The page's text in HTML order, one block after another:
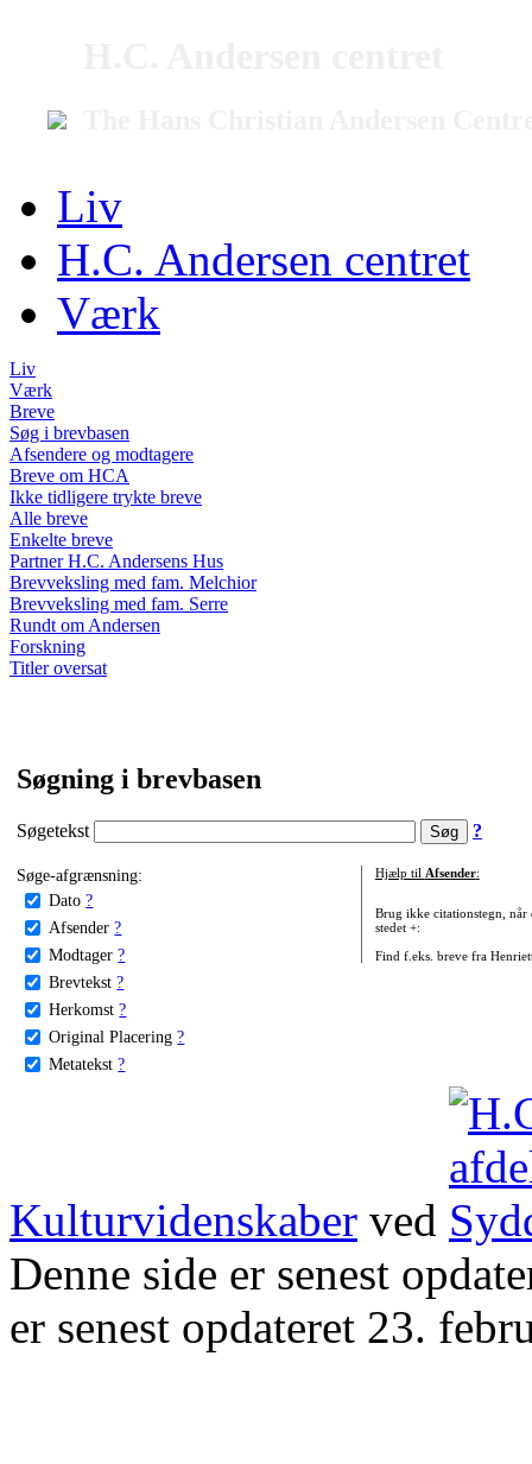
Liv
H.C. Andersen centret
Værk
Liv
Værk
Breve
Søg i brevbasen
Afsendere og modtagere
Breve om HCA
Ikke tidligere trykte breve
Alle breve
Enkelte breve
Partner H.C. Andersens Hus
Brevveksling med fam. Melchior
Brevveksling med fam. Serre
Rundt om Andersen
Forskning
Titler oversat
Søgning i brevbasen
Søgetekst ?
Søge-afgrænsning:
Dato ?
Afsender ?
Modtager ?
Brevtekst ?
Herkomst ?
Original Placering ?
Metatekst ?
Hjælp til Afsender:
Brug ikke citationstegn, når
stedet +:
Find f.eks. breve fra
Kulturvidenskaber ved
Denne side er senest
er senest opdateret 23.